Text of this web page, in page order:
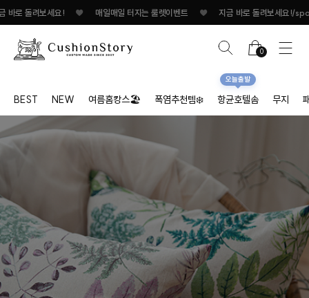
터지는 룰렛이벤트 지금 바로 돌려보세요! 매일매일 터지는 룰렛이벤트
0
BEST NEW 여름홈캉스🏖 폭염추천템❄️ 항균호텔솜
오늘출발
무지